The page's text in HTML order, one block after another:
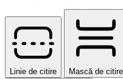
Linie de citire Mască de citire